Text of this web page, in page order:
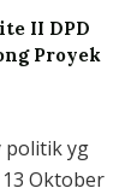
II DPD
Proyek
politik yg
Oktober